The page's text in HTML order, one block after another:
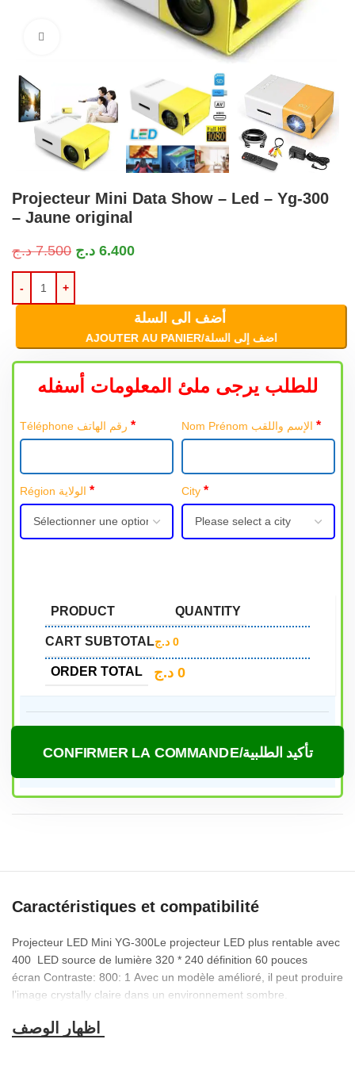
Projecteur Mini Data Show – Led – Yg-300
– Jaune original
7.500 د.ج 6.400 د.ج
أضف الى السلة
AJOUTER AU PANIER/اضف إلى السلة
للطلب يرجى ملئ المعلومات أسفله
Téléphone رقم الهاتف* *
Région الولاية* City *
PRODUCT QUANTITY
CART SUBTOTAL 0 د.ج
ORDER TOTAL 0 د.ج
CONFIRMER LA COMMANDE/تأكيد الطلبية
Caractéristiques et compatibilité
Projecteur LED Mini YG-300Le projecteur LED plus rentable avec
400 LED source de lumière 320 * 240 définition 60 pouces
écran Contraste: 800: 1 Avec un modèle amélioré, il peut produire
l’image crystally claire dans un environnement sombre.
Suggestion Attentif Non recommandé pour les PowerPoints ainsi